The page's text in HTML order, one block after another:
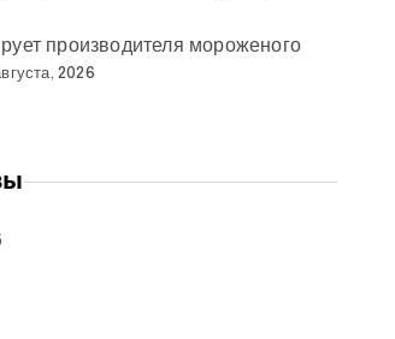
производителя мороженого
2026